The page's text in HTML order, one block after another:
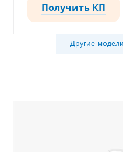
Получить КП
Другие